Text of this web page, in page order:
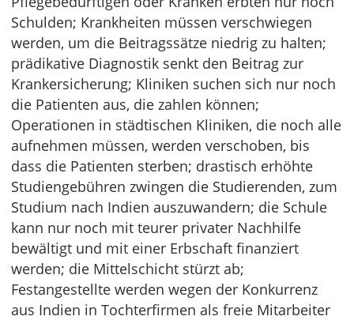
Schulden; Krankheiten müssen verschwiegen
werden, um die Beitragssätze niedrig zu halten;
prädikative Diagnostik senkt den Beitrag zur
Krankersicherung; Kliniken suchen sich nur noch
die Patienten aus, die zahlen können;
Operationen in städtischen Kliniken, die noch alle
aufnehmen müssen, werden verschoben, bis
dass die Patienten sterben; drastisch erhöhte
Studiengebühren zwingen die Studierenden, zum
Studium nach Indien auszuwandern; die Schule
kann nur noch mit teurer privater Nachhilfe
bewältigt und mit einer Erbschaft finanziert
werden; die Mittelschicht stürzt ab;
Festangestellte werden wegen der Konkurrenz
aus Indien in Tochterfirmen als freie Mitarbeiter